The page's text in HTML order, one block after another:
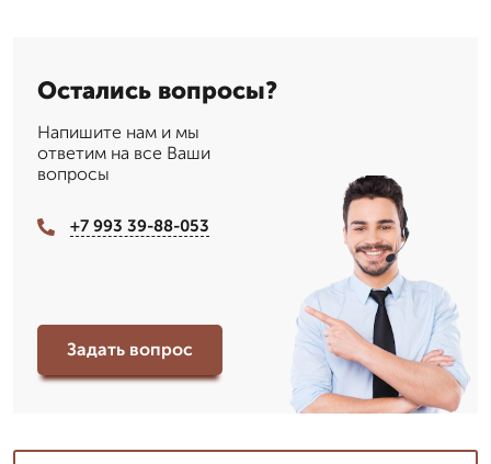
Остались вопросы?
Напишите нам и мы
ответим на все Ваши
вопросы
+7 993 39-88-053
Задать вопрос